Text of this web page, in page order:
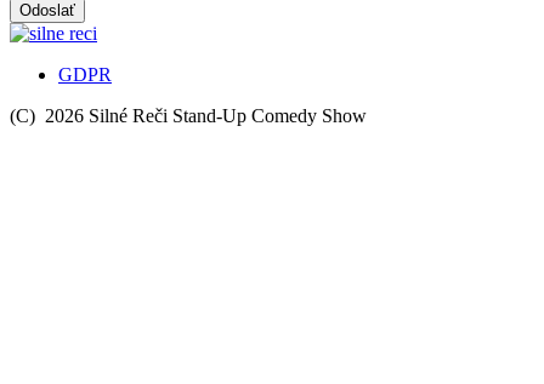
Odoslať
GDPR
(C) 2026 Silné Reči Stand-Up Comedy Show